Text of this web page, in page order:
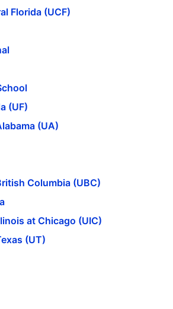
Florida (UCF)
(UF)
(UA)
Columbia (UBC)
at Chicago (UIC)
(UT)